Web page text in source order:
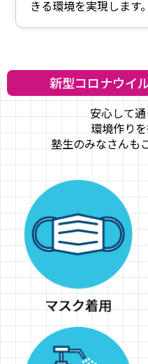
きる環境を実現します。
新型コロナウイ
安心して
環境作りを
塾生のみなさんも